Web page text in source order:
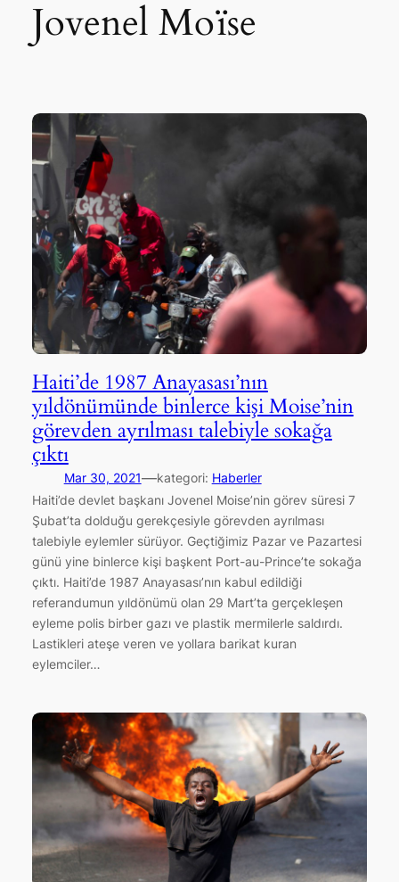
Jovenel Moïse
Haiti’de 1987 Anayasası’nın
yıldönümünde binlerce kişi Moise’nin
görevden ayrılması talebiyle sokağa
çıktı
Mar 30, 2021—kategori: Haberler
Haiti’de devlet başkanı Jovenel Moise’nin görev süresi 7
Şubat’ta dolduğu gerekçesiyle görevden ayrılması
talebiyle eylemler sürüyor. Geçtiğimiz Pazar ve Pazartesi
günü yine binlerce kişi başkent Port-au-Prince’te sokağa
çıktı. Haiti’de 1987 Anayasası’nın kabul edildiği
referandumun yıldönümü olan 29 Mart’ta gerçekleşen
eyleme polis birber gazı ve plastik mermilerle saldırdı.
Lastikleri ateşe veren ve yollara barikat kuran
eylemciler…